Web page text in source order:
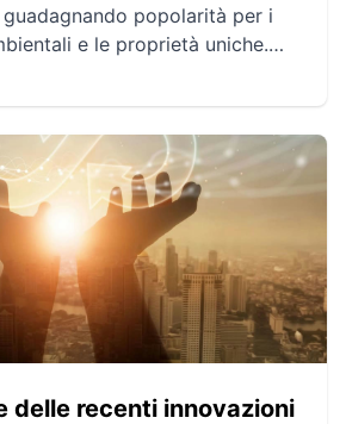
popolarità per i
e le proprietà uniche.
biodegradabili ed efficaci,
riducono i rifiuti e
I progressi nelle tecniche
sociale di tali
un futuro più
costruzione.
delle recenti innovazioni